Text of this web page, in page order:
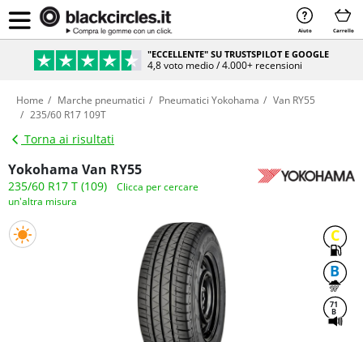
Aiuto Carrello
"ECCELLENTE" SU TRUSTSPILOT E GOOGLE
4,8 voto medio / 4.000+ recensioni
Home Marche pneumatici Pneumatici Yokohama
Van RY55
235/60 R17 109T
Torna ai risultati
Yokohama Van RY55
235/60 R17 T (109)
Clicca per cercare
un'altra misura
C
B
71
B